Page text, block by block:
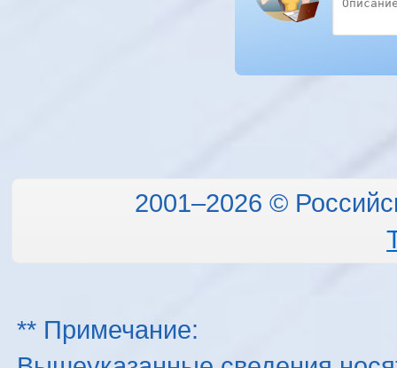
2001–2026 ©
** Примечание: